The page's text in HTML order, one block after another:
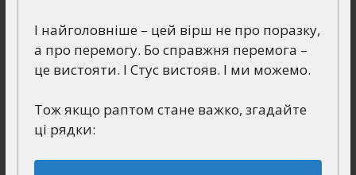
І найголовніше – цей вірш не про поразку,
а про перемогу. Бо справжня перемога –
це вистояти. І Стус вистояв. І ми можемо.
Тож якщо раптом стане важко, згадайте
ці рядки: